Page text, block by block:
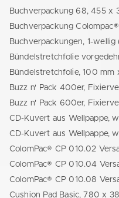
Buchverpackung 68, 455
Buchverpackungen, 1-wellig
Bündelstretchfolie, 100
Cushion Pad Basic, 780 x